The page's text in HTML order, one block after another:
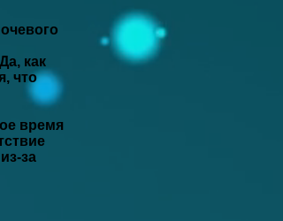
как
что
время
за